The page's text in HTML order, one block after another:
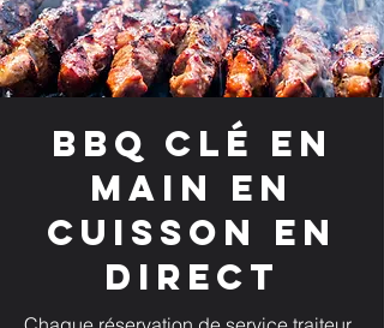
BBQ clé en
main en
cuisson en
direct